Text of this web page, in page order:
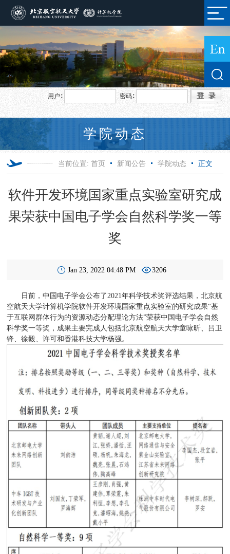
用户∶ 密码∶
学院动态
当前位置:首页 新闻公告 学院动态 正文
软件开发环境国家重点实验室研究成
果荣获中国电子学会自然科学奖一等
奖
Jan 23, 2022 04:48 PM 3206
日前，中国电子学会公布了2021年科学技术奖评选结果，北京航
空航天大学计算机学院软件开发环境国家重点实验室的研究成果“基
于互联网群体行为的资源动态分配理论方法”荣获中国电子学会自然
科学奖一等奖，成果主要完成人包括北京航空航天大学童咏昕、吕卫
锋、徐毅、许可和香港科技大学杨强。